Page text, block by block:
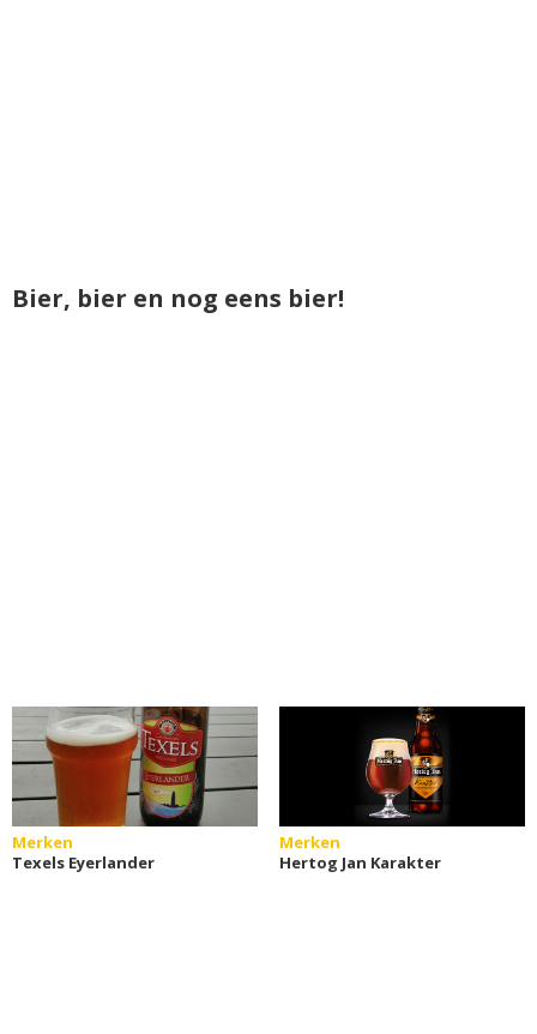
Bier, bier en nog eens bier!
Merken
Texels Eyerlander
Merken
Hertog Jan Karakter